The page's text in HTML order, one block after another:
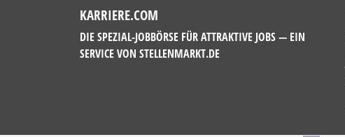
KARRIERE.COM
DIE SPEZIAL-JOBBÖRSE FÜR ATTRAKTIVE JOBS — EIN
SERVICE VON STELLENMARKT.DE